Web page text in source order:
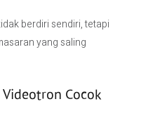
berdiri sendiri, tetapi
yang saling
Cocok